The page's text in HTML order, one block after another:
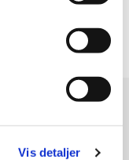
Vis detaljer